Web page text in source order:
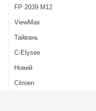
FP 2039 M12
ViewMax
Тайвань
C-Elysee
Новий
Citroen